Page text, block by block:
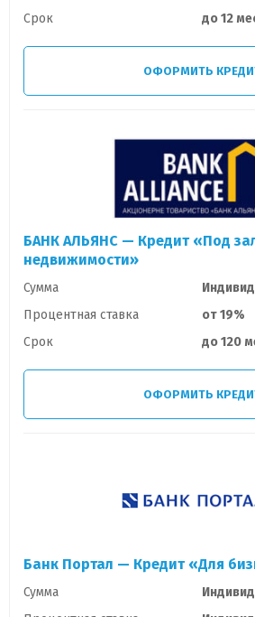
Срок
до 12
ОФОРМИТЬ
БАНК АЛЬЯНС — Кредит «Под
недвижимости»
Сумма
Процентная ставка
от 19%
Срок
до 120
ОФОРМИТЬ
Банк Портал — Кредит «Для
Сумма